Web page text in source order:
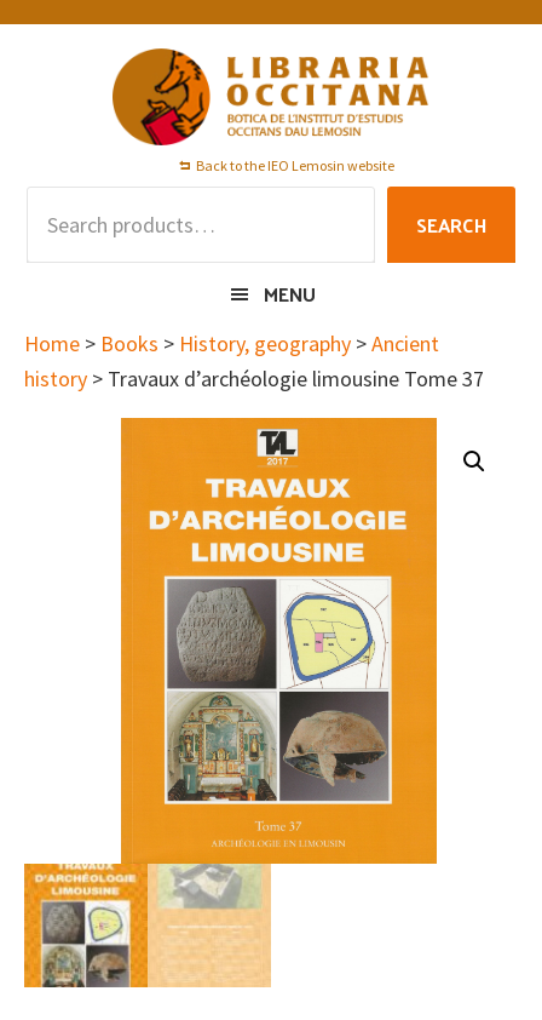
Skip
Skip
Skip
Back to the IEO Lemosin website
SEARCH
MENU
Home > Books > History, geography >Ancient
history > Travaux d’archéologie limousine Tome 37